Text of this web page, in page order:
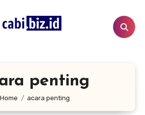
penting
Home acara penting